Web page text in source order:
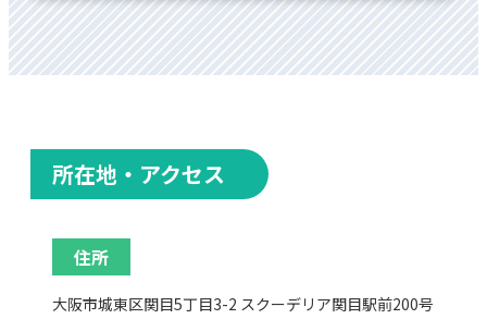
所在地・アクセス
住所
大阪市城東区関目5丁目3-2 スクーデリア関目駅前200号